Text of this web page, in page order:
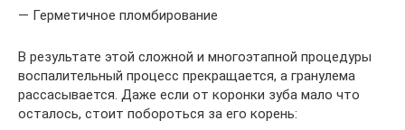
— Герметичное пломбирование
В результате этой сложной и многоэтапной процедуры
воспалительный процесс прекращается, а гранулема
рассасывается. Даже если от коронки зуба мало что
осталось, стоит побороться за его корень: